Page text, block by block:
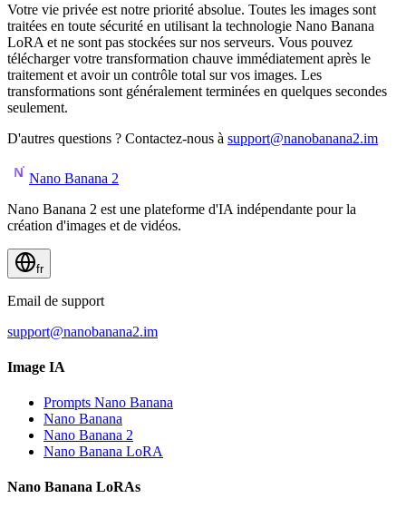
Votre vie privée est notre priorité absolue. Toutes les images sont
traitées en toute sécurité en utilisant la technologie Nano Banana
LoRA et ne sont pas stockées sur nos serveurs. Vous pouvez
télécharger votre transformation chauve immédiatement après le
traitement et avoir un contrôle total sur vos images. Les
transformations sont généralement terminées en quelques secondes
seulement.
D'autres questions ? Contactez-nous à support@nanobanana2.im
Nano Banana 2
Nano Banana 2 est une plateforme d'IA indépendante pour la
création d'images et de vidéos.
fr
Email de support
support@nanobanana2.im
Image IA
Prompts Nano Banana
Nano Banana
Nano Banana 2
Nano Banana LoRA
Nano Banana LoRAs